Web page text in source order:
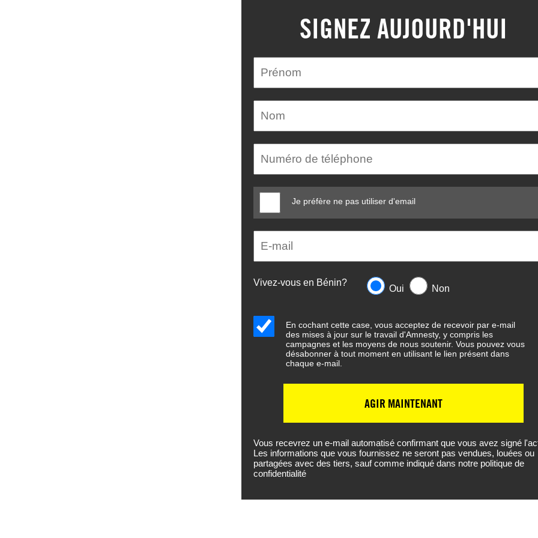
SIGNEZ AUJOURD'HUI
Je préfère ne pas utiliser d'email
Vivez-vous en Bénin?
Oui Non
En cochant cette case, vous acceptez de recevoir par e-mail
des mises à jour sur le travail d'Amnesty, y compris les
campagnes et les moyens de nous soutenir. Vous pouvez vous
désabonner à tout moment en utilisant le lien présent dans
chaque e-mail.
AGIR MAINTENANT
Vous recevrez un e-mail automatisé confirmant que vous avez signé
Les informations que vous fournissez ne seront pas vendues, louées ou
partagées avec des tiers, sauf comme indiqué dans notre politique de
confidentialité